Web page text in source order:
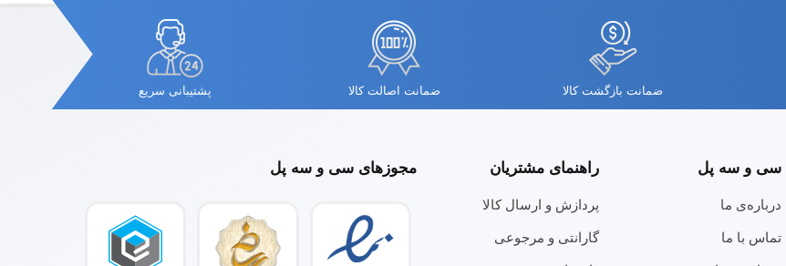
ضمانت بازگشت کالا ضمانت اصالت کالا پشتیبانی سریع
سی و سه پل
درباره‌ی ما
تماس با ما
راهنمای مشتریان
پردازش و ارسال کالا
گارانتی و مرجوعی
مجوزهای سی و سه پل